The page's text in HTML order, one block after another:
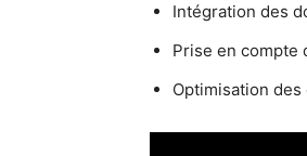
Intégration des
Prise en compte
Optimisation